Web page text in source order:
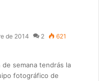
de 2014 2 621
de semana tendrás la
fotográfico de